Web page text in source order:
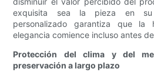
exquisita sea la pieza en su
personalizado garantiza que la
elegancia comience incluso antes
Protección del clima y del
preservación a largo plazo